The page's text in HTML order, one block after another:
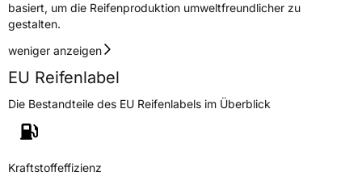
basiert, um die Reifenproduktion umweltfreundlicher zu
gestalten.
weniger anzeigen
EU Reifenlabel
Die Bestandteile des EU Reifenlabels im Überblick
Kraftstoffeffizienz